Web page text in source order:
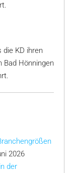
die KD ihren
Bad Hönningen
2026
der